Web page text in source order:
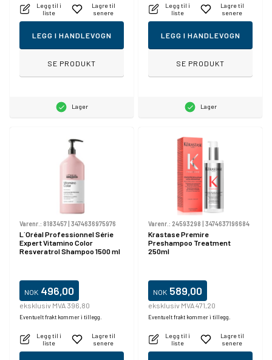
Legg til i
liste
Lagre til
senere
LEGG I HANDLEVOGN
SE PRODUKT
Lager
Legg til i
liste
Lagre til
senere
LEGG I HANDLEVOGN
SE PRODUKT
Lager
Varenr.: 8183457| 3474636975976
L´Oréal Professionnel Série
Expert Vitamino Color
Resveratrol Shampoo 1500 ml
NOK 496,00
eksklusiv MVA 396,80
Eventuelt frakt kommer i tillegg.
Legg til i
liste
Lagre til
senere
Varenr.: 24593298 | 3474637196684
Krastase Premire
Preshampoo Treatment
250ml
NOK 589,00
eksklusiv MVA 471,20
Eventuelt frakt kommer i tillegg.
Legg til i
liste
Lagre til
senere